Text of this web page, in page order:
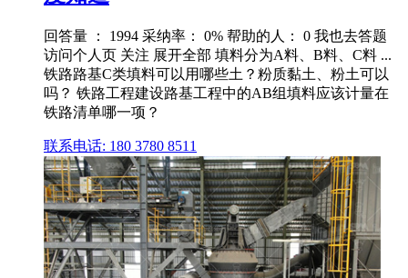
回答量 ： 1994 采纳率： 0% 帮助的人： 0 我也去答题
访问个人页 关注 展开全部 填料分为A料、B料、C料 ...
铁路路基C类填料可以用哪些土？粉质黏土、粉土可以
吗？ 铁路工程建设路基工程中的AB组填料应该计量在
铁路清单哪一项？
联系电话: 180 3780 8511